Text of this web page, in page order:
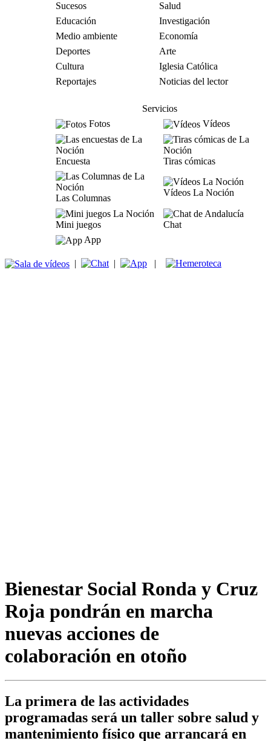
Sucesos
Salud
Educación
Investigación
Medio ambiente
Economía
Deportes
Arte
Cultura
Iglesia Católica
Reportajes
Noticias del lector
Servicios
Fotos
Vídeos
Encuesta Tiras cómicas
Las Columnas
Vídeos La Noción
Mini juegos
Chat
App
| | |
Bienestar Social Ronda y Cruz
Roja pondrán en marcha
nuevas acciones de
colaboración en otoño
La primera de las actividades
programadas será un taller sobre salud y
mantenimiento físico que arrancará en